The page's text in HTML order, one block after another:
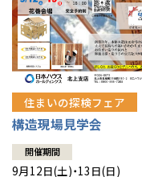
住まいの探検フェア
構造現場見学会
開催期間
9月12日(土)・13日(日)